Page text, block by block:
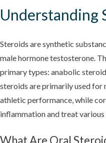
Understanding
Steroids are synthetic
male hormone testosterone.
primary types: anabolic
steroids are primarily used for
athletic performance, while
inflammation and treat
What Are Oral